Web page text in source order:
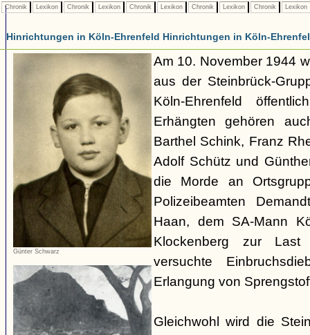
Chronik Lexikon Chronik Lexikon Chronik Lexikon Chronik Lexikon Chronik Lexikon
Hinrichtungen in Köln-Ehrenfeld Hinrichtungen in Köln-
Günter Schwarz
Am 10. November 1944
aus der Steinbrück-
Köln-Ehrenfeld
Erhängten gehören
Barthel Schink, Franz
Adolf Schütz und
die Morde an
Polizeibeamten
Haan, dem SA-Mann
Klockenberg zur
versuchte
Erlangung von
Gleichwohl wird die